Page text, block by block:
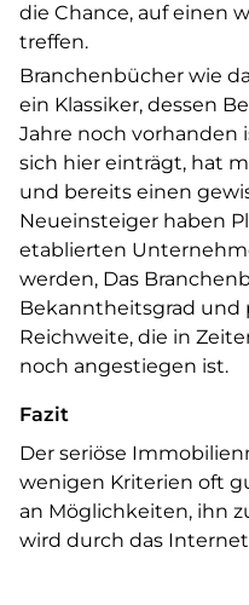
die Chance, auf einen
treffen.
Branchenbücher wie
ein Klassiker, dessen
Jahre noch vorhanden
sich hier einträgt, hat
und bereits einen
Neueinsteiger haben
etablierten
werden, Das
Bekanntheitsgrad
Reichweite, die in
noch angestiegen ist.
Fazit
Der seriöse
wenigen Kriterien oft
an Möglichkeiten, ihn
wird durch das